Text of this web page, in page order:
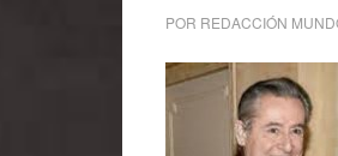
POR REDACCIÓN